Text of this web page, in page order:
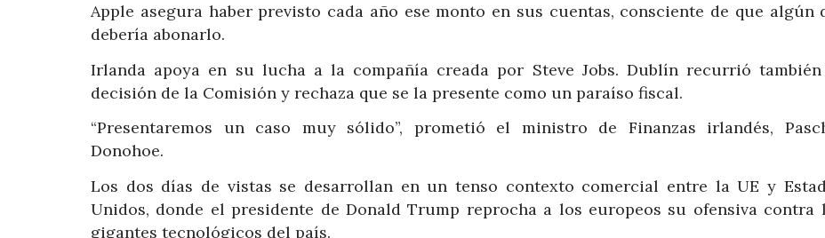
Apple asegura haber previsto cada año ese monto en sus cuentas, consciente de que algún
debería abonarlo.
Irlanda apoya en su lucha a la compañía creada por Steve Jobs. Dublín recurrió
decisión de la Comisión y rechaza que se la presente como un paraíso fiscal.
“Presentaremos un caso muy sólido”, prometió el ministro de Finanzas irlandés,
Donohoe.
Los dos días de vistas se desarrollan en un tenso contexto comercial entre la UE y
Unidos, donde el presidente de Donald Trump reprocha a los europeos su ofensiva contra
gigantes tecnológicos del país.